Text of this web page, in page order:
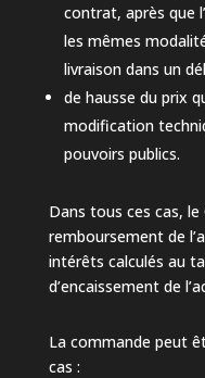
contrat, après que
les mêmes
livraison dans un
de hausse du prix
modification
pouvoirs publics.
Dans tous ces cas,
remboursement de
intérêts calculés au
d’encaissement de
La commande peut
cas :